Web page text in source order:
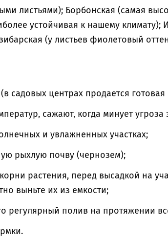
листьями); Борбонская (самая
устойчивая к нашему климату);
(у листьев фиолетовый
садовых центрах продается готовая
сажают, когда минует угроза
и увлажненных участках;
рыхлую почву (чернозем);
растения, перед высадкой на
выньте их из емкости;
регулярный полив на протяжении